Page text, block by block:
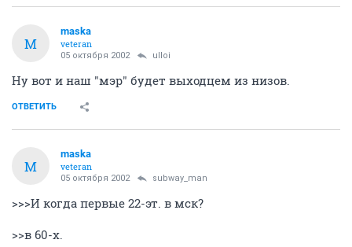
M
maska
veteran
05 октября 2002 ulloi
Ну вот и наш "мэр" будет выходцем из низов.
ОТВЕТИТЬ
M
maska
veteran
05 октября 2002 subway_man
>>>И когда первые 22-эт. в мск?
>>в 60-х.